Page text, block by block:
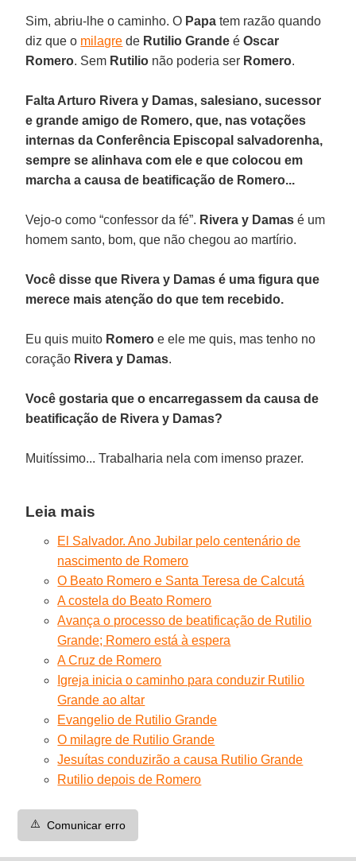
Sim, abriu-lhe o caminho. O Papa tem razão quando
diz que o milagre de Rutilio Grande éOscar
Romero. Sem Rutilio não poderia ser Romero.
Falta Arturo Rivera y Damas, salesiano, sucessor
e grande amigo de Romero, que, nas votações
internas da Conferência Episcopal salvadorenha,
sempre se alinhava com ele e que colocou em
marcha a causa de beatificação de Romero...
Vejo-o como “confessor da fé”. Rivera y Damas é um
homem santo, bom, que não chegou ao martírio.
Você disse que Rivera y Damas é uma figura que
merece mais atenção do que tem recebido.
Eu quis muito Romero e ele me quis, mas tenho no
coração Rivera y Damas.
Você gostaria que o encarregassem da causa de
beatificação de Rivera y Damas?
Muitíssimo... Trabalharia nela com imenso prazer.
Leia mais
El Salvador. Ano Jubilar pelo centenário de
nascimento de Romero
O Beato Romero e Santa Teresa de Calcutá
A costela do Beato Romero
Avança o processo de beatificação de Rutilio
Grande; Romero está à espera
A Cruz de Romero
Igreja inicia o caminho para conduzir Rutilio
Grande ao altar
Evangelio de Rutilio Grande
O milagre de Rutilio Grande
Jesuítas conduzirão a causa Rutilio Grande
Rutilio depois de Romero
⚠️ Comunicar erro